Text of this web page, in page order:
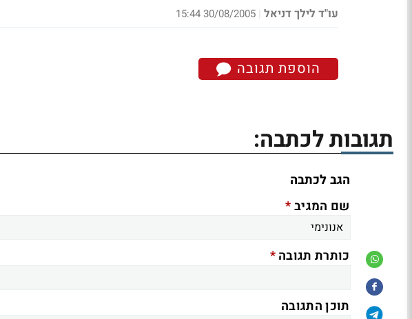
עו"ד לילך דניאל |
30/08/2005 15:44
הוספת תגובה
תגובות לכתבה:
הגב לכתבה
שם המגיב*
כותרת תגובה*
תוכן התגובה